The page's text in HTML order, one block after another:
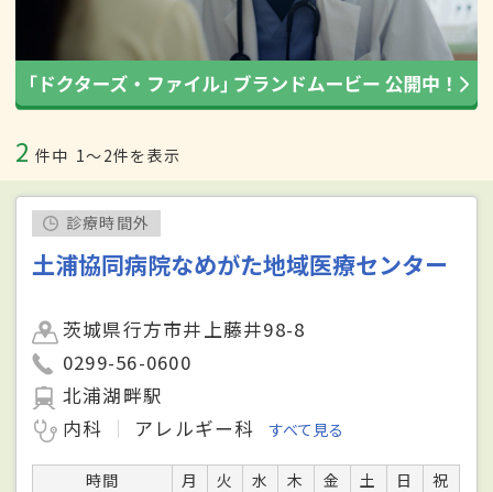
2 件中 1〜2件を表示
診療時間外
土浦協同病院なめがた地域医療センター
茨城県行方市井上藤井98-8
0299-56-0600
北浦湖畔駅
内科
アレルギー科 すべて見る
時間 月 火 水 木 金 土 日
祝